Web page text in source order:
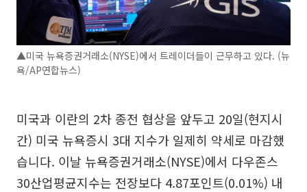
▲미국 뉴욕증권거래소(NYSE)에서 트레이더들이 근무하고 있다. (뉴
욕/AP연합뉴스)
미국과 이란의 2차 종전 협상을 앞두고 20일(현지시
간) 미국 뉴욕증시 3대 지수가 일제히 약세로 마감했
습니다. 이날 뉴욕증권거래소(NYSE)에서 다우존스
30산업평균지수는 전장보다 4.87포인트(0.01%) 내